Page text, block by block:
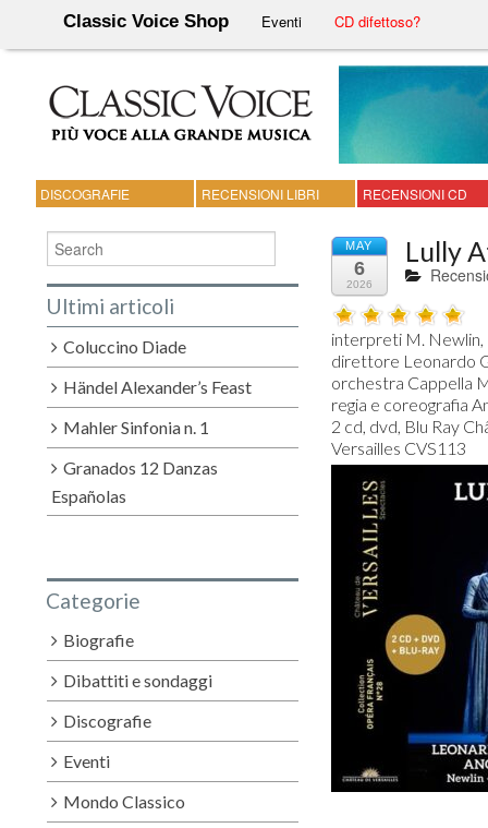
Classic Voice Shop Eventi CD difettoso?
DISCOGRAFIE RECENSIONI LIBRI RECENSIONI CD
MAY
6
2026
Lully
interpreti M. Newlin,
direttore Leonardo
orchestra Cappella
regia e coreografia
2 cd, dvd, Blu Ray
Ultimi articoli
Coluccino Diade
Händel Alexander’s Feast
Mahler Sinfonia n. 1
Granados 12 Danzas
Españolas
Categorie
Biografie
Dibattiti e sondaggi
Discografie
Eventi
Mondo Classico